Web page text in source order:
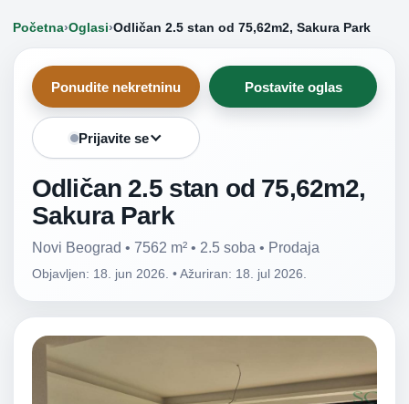
Početna›Oglasi›Odličan 2.5 stan od 75,62m2, Sakura Park
Ponudite nekretninu Postavite oglas
Prijavite se
Odličan 2.5 stan od 75,62m2,
Sakura Park
Novi Beograd • 7562 m² • 2.5 soba • Prodaja
Objavljen: 18. jun 2026. •Ažuriran: 18. jul 2026.